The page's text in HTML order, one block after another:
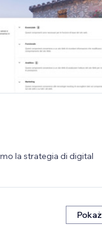
la strategia di digital
Pokaż